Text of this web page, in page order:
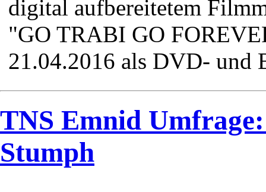
digital aufbereitetem
"GO TRABI GO
21.04.2016 als DVD- und
TNS Emnid
Stumph